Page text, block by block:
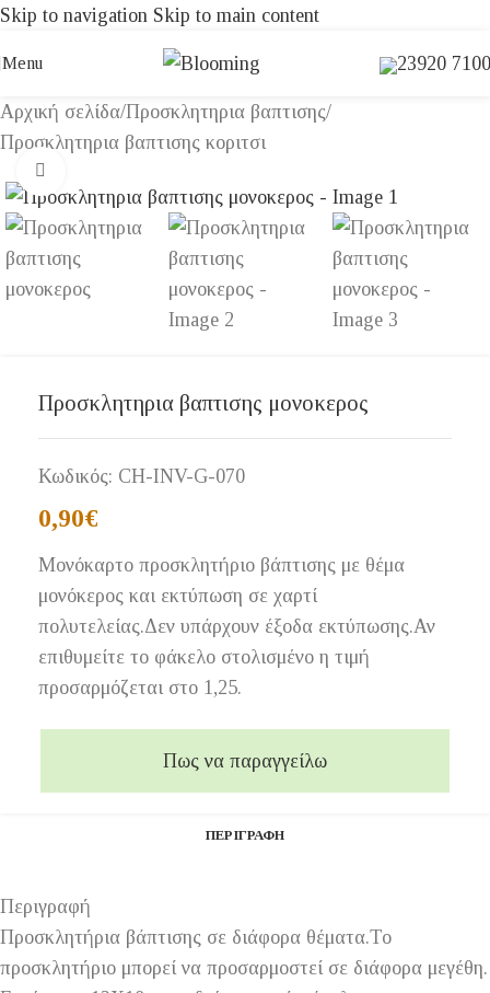
Skip to navigation Skip to main content
Menu 23920
Αρχική σελίδα/Προσκλητηρια βαπτισης/
Προσκλητηρια βαπτισης κοριτσι
Προσκλητηρια βαπτισης μονοκερος
Κωδικός: CH-INV-G-070
0,90€
Μονόκαρτο προσκλητήριο βάπτισης με θέμα
μονόκερος και εκτύπωση σε χαρτί
πολυτελείας.Δεν υπάρχουν έξοδα εκτύπωσης.Αν
επιθυμείτε το φάκελο στολισμένο η τιμή
προσαρμόζεται στο 1,25.
Πως να παραγγείλω
ΠΕΡΙΓΡΑΦΉ
Περιγραφή
Προσκλητήρια βάπτισης σε διάφορα θέματα.Το
προσκλητήριο μπορεί να προσαρμοστεί σε διάφορα μεγέθη.